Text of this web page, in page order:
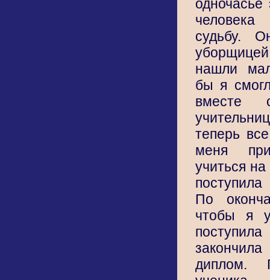
одночасье
судьбу.
нашли
бы я
вместе
теперь
меня
учиться
По
чтобы я
диплом.